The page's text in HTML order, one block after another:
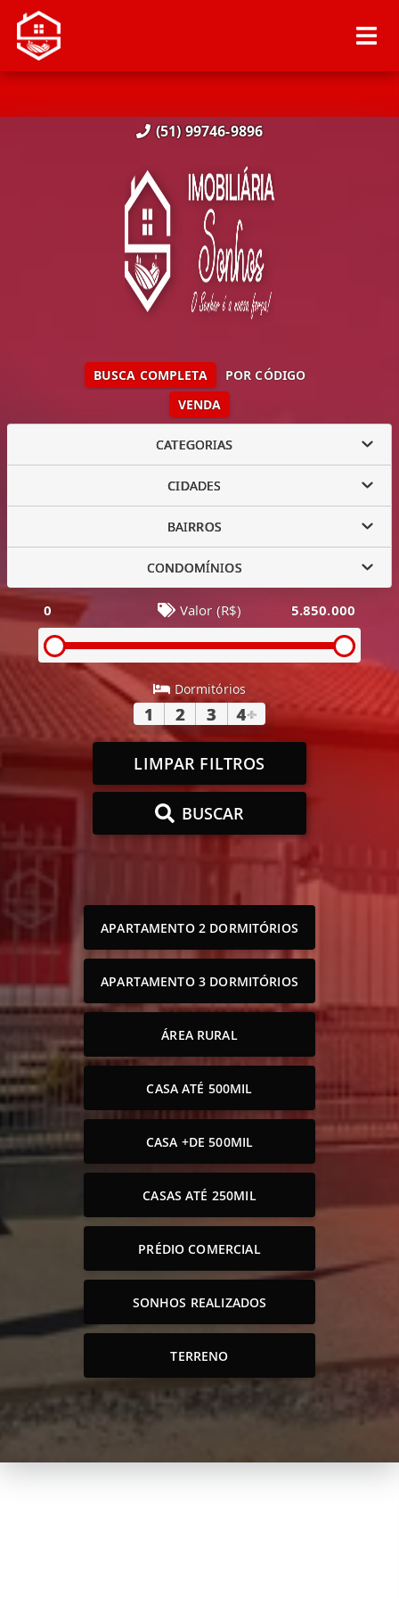
(51) 99746-9896
VENDA
BUSCA COMPLETA POR CÓDIGO
CATEGORIAS
CIDADES
BAIRROS
CONDOMÍNIOS
0 Valor (R$) 5.850.000
Dormitórios
1 2 3 4+
LIMPAR FILTROS
BUSCAR
APARTAMENTO 2 DORMITÓRIOS
APARTAMENTO 3 DORMITÓRIOS
ÁREA RURAL
CASA ATÉ 500MIL
CASA +DE 500MIL
CASAS ATÉ 250MIL
PRÉDIO COMERCIAL
SONHOS REALIZADOS
TERRENO